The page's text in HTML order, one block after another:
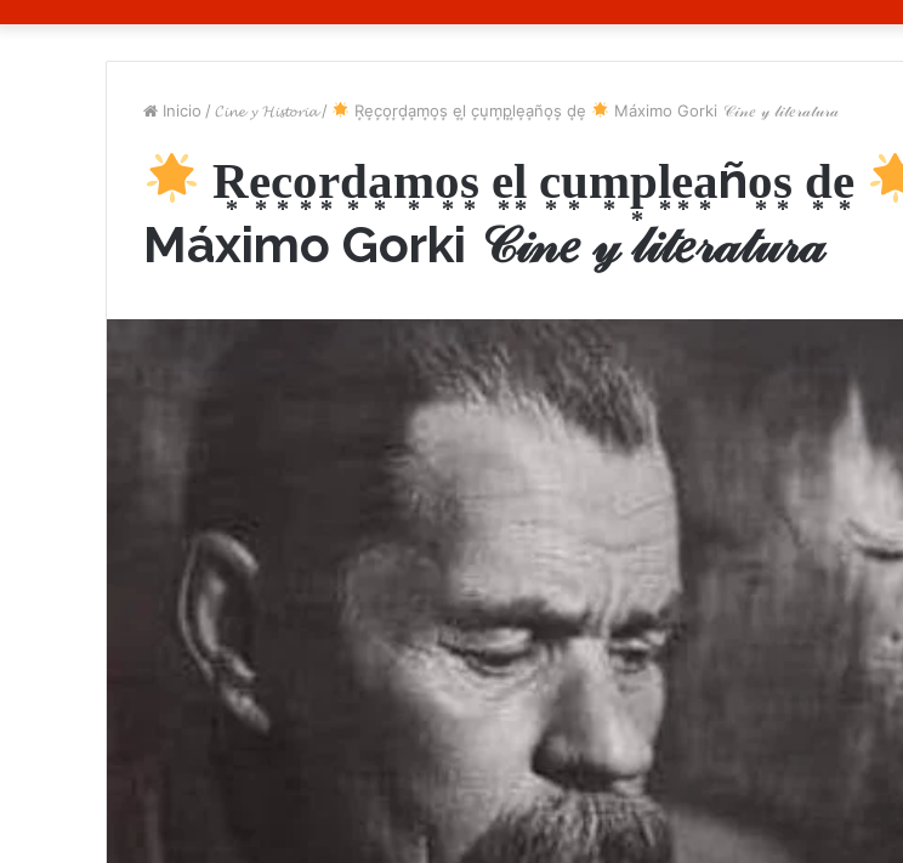
Inicio / 𝓒𝓲𝓷𝓮 𝔂 𝓗𝓲𝓼𝓽𝓸𝓻𝓲𝓪 / R͙e͙c͙o͙r͙d͙a͙m͙o͙s͙ e͙l͙ c͙u͙m͙p͙l͙e͙a͙ño͙s͙ d͙e͙ Máximo Gorki 𝒞𝒾𝓃𝑒 𝓎 𝓁𝒾𝓉𝑒𝓇𝒶𝓉𝓊𝓇𝒶
R͙e͙c͙o͙r͙d͙a͙m͙o͙s͙ e͙l͙ c͙u͙m͙p͙l͙e͙a͙ño͙s͙ d͙e͙
Máximo Gorki 𝒞𝒾𝓃𝑒 𝓎 𝓁𝒾𝓉𝑒𝓇𝒶𝓉𝓊𝓇𝒶